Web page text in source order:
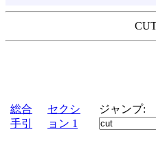
総合
手引
セクシ
ョン 1
ジャンプ: